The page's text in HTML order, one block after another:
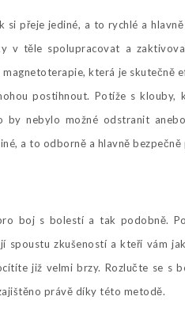
přeje jediné, a to rychlé a
v těle spolupracovat a
magnetoterapie, která je skutečně
postihnout. Potíže s klouby,
nebylo možné odstranit
a to odborně a hlavně bezpečně
boj s bolestí a tak podobně.
spoustu zkušeností a kteří vám
již velmi brzy. Rozlučte se s
právě díky této metodě.